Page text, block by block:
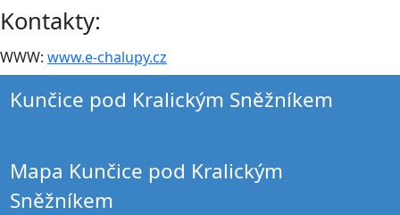
Kontakty:
WWW: www.e-chalupy.cz
Kunčice pod Kralickým Sněžníkem
Mapa Kunčice pod Kralickým
Sněžníkem